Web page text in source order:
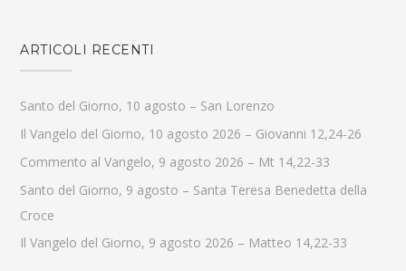
ARTICOLI RECENTI
Santo del Giorno, 10 agosto – San Lorenzo
Il Vangelo del Giorno, 10 agosto 2026 – Giovanni 12,24-26
Commento al Vangelo, 9 agosto 2026 – Mt 14,22-33
Santo del Giorno, 9 agosto – Santa Teresa Benedetta della
Croce
Il Vangelo del Giorno, 9 agosto 2026 – Matteo 14,22-33